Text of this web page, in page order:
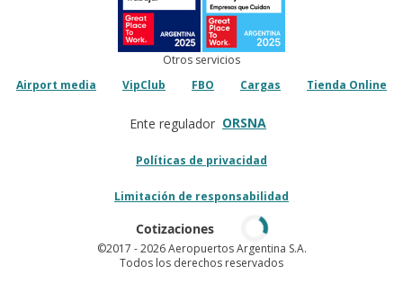
Otros servicios
Airport media
VipClub FBO Cargas Tienda Online
Ente regulador ORSNA
Políticas de privacidad
Limitación de responsabilidad
Cotizaciones
©2017 - 2026 Aeropuertos Argentina S.A.
Todos los derechos reservados